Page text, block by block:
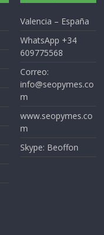
Valencia – España
WhatsApp +34
609775568
Correo:
info@seopymes.co
m
www.seopymes.co
m
Skype: Beoffon